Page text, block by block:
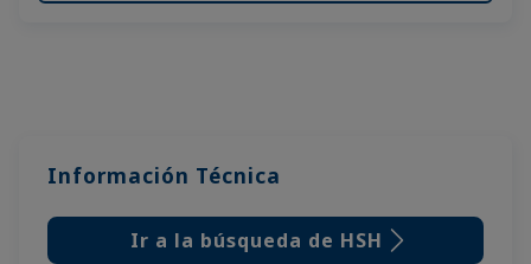
Información Técnica
Ir a la búsqueda de HSH